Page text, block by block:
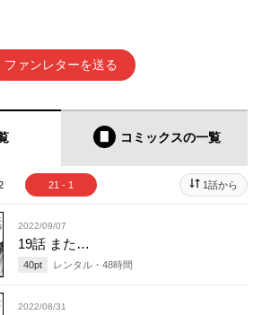
ファンレターを送る
コミックスの一覧
21 - 1 1話から
2022/09/07
19話 また…
40pt レンタル・ 48時間
2022/08/31